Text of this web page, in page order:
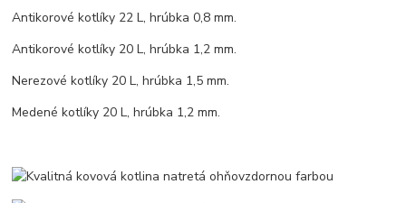
Antikorové kotlíky 22 L, hrúbka 0,8 mm.
Antikorové kotlíky 20 L, hrúbka 1,2 mm.
Nerezové kotlíky 20 L, hrúbka 1,5 mm.
Medené kotlíky 20 L, hrúbka 1,2 mm.